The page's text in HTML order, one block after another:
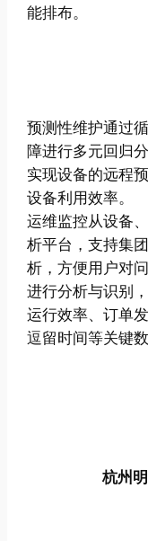
能排布。
预测性维护通过
障进行多元回归
实现设备的远程
设备利用效率。
运维监控从设备
析平台，支持集
析，方便用户对
进行分析与识别
运行效率、订单
逗留时间等关键
杭州